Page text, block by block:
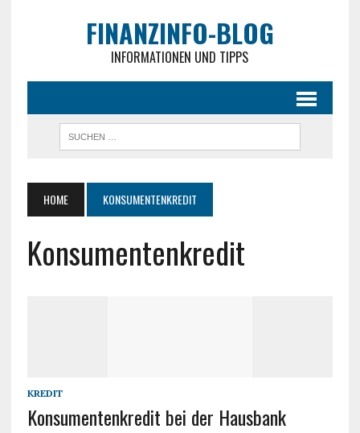
FINANZINFO-BLOG
INFORMATIONEN UND TIPPS
HOME KONSUMENTENKREDIT
Konsumentenkredit
KREDIT
Konsumentenkredit bei der Hausbank